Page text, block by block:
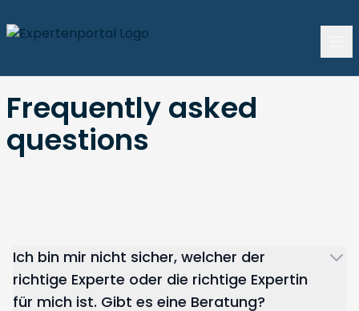
Frequently asked
questions
Ich bin mir nicht sicher, welcher der
richtige Experte oder die richtige Expertin
für mich ist. Gibt es eine Beratung?